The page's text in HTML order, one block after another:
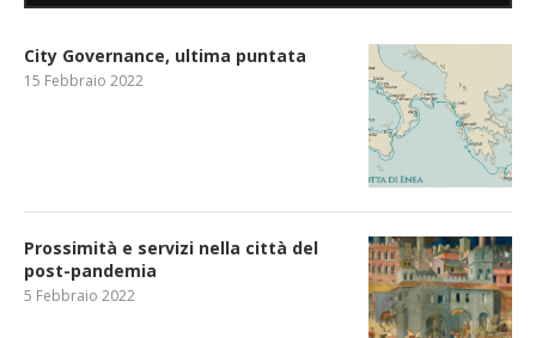
City Governance, ultima puntata
15 Febbraio 2022
Prossimità e servizi nella città del
post-pandemia
5 Febbraio 2022